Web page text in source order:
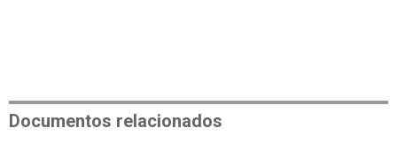
Documentos relacionados